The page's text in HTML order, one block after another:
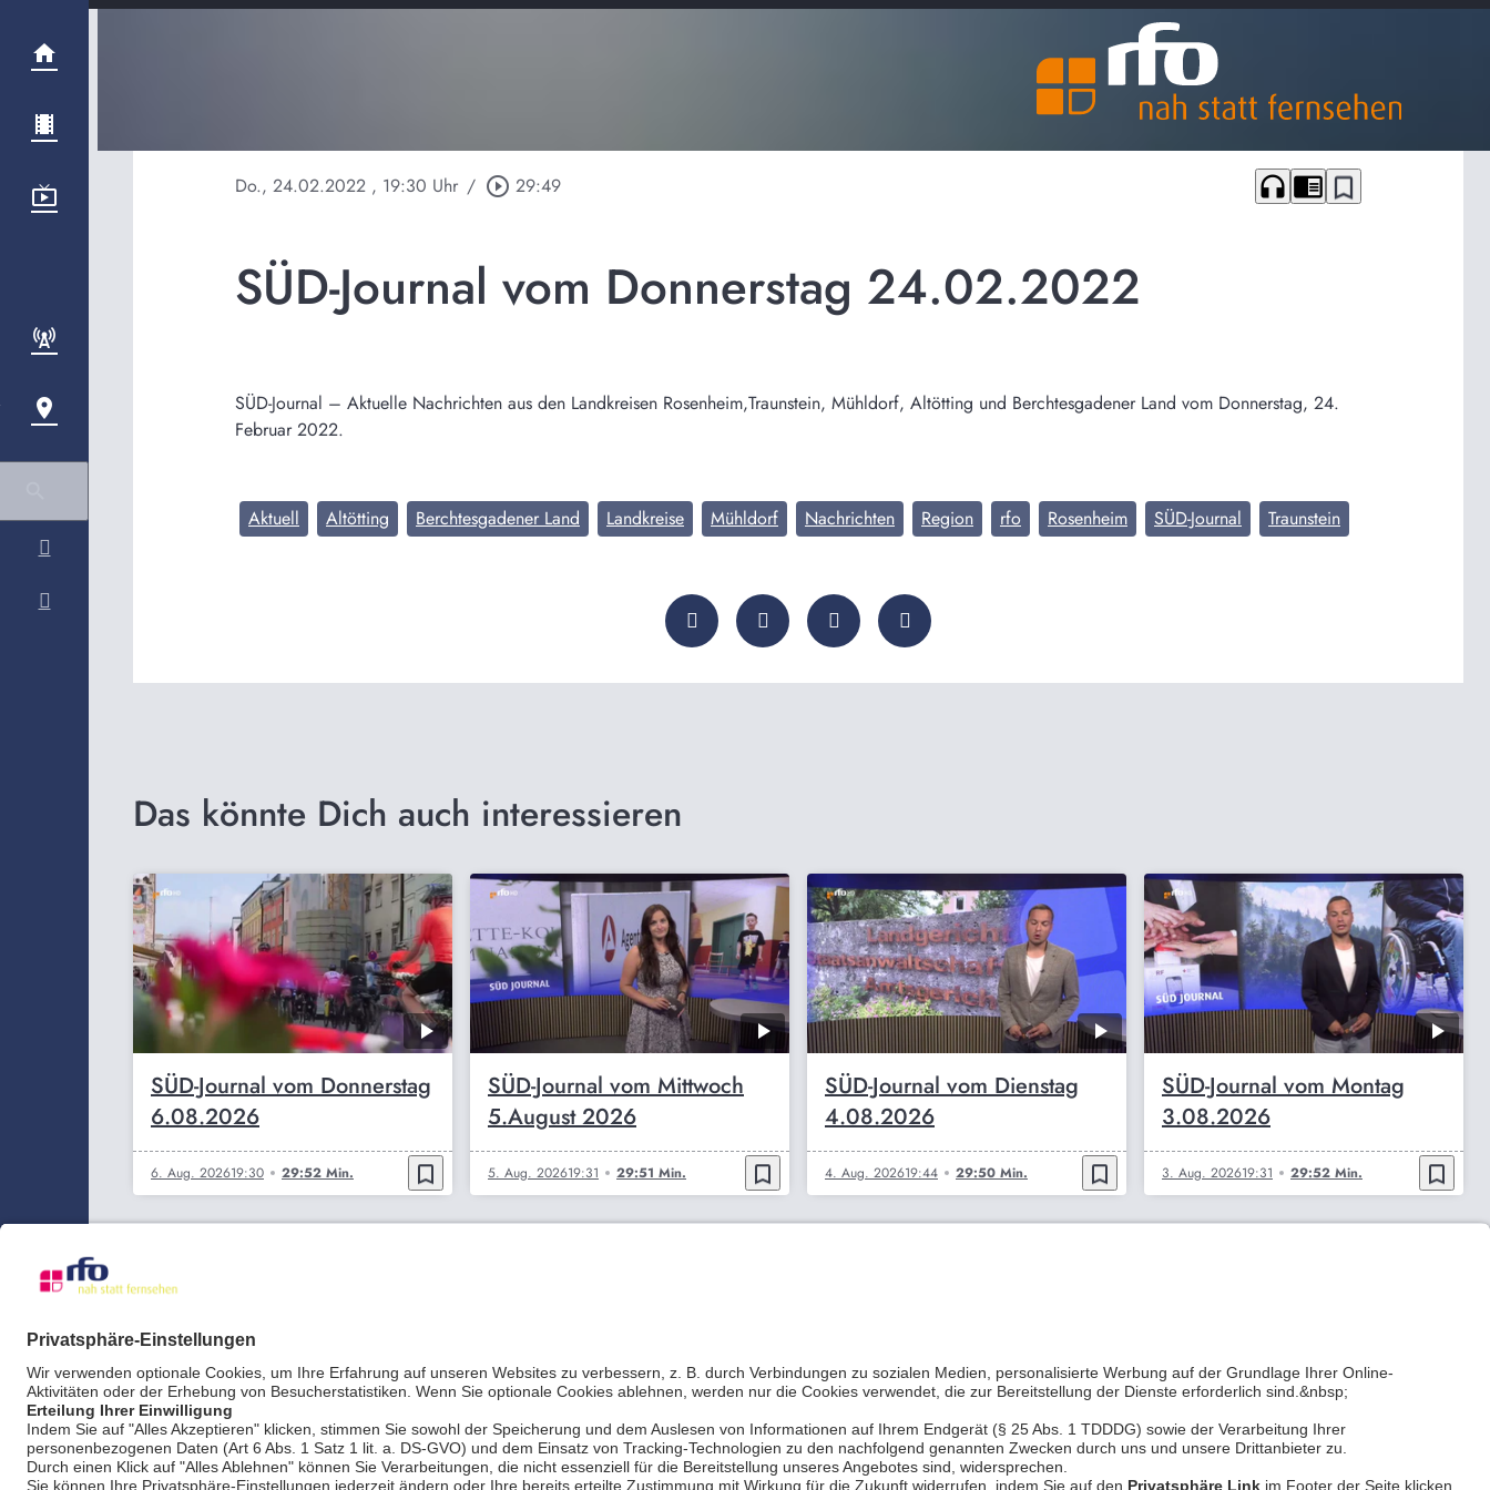
Do., 24.02.2022 , 19:30 Uhr / play_circle_outline 29:49 headphones chrome_reader_mode bookmark_border
SÜD-Journal vom Donnerstag 24.02.2022
SÜD-Journal – Aktuelle Nachrichten aus den Landkreisen Rosenheim,Traunstein, Mühldorf, Altötting und Berchtesgadener Land vom Donnerstag, 24.
Februar 2022.
Aktuell Altötting Berchtesgadener Land Landkreise Mühldorf Nachrichten Region rfo Rosenheim SÜD-Journal Traunstein
Das könnte Dich auch interessieren
SÜD-Journal vom Donnerstag
6.08.2026
6. Aug. 202619:30 29:52 Min. bookmark_border
SÜD-Journal vom Mittwoch
5.August 2026
5. Aug. 202619:31 29:51 Min. bookmark_border
SÜD-Journal vom Dienstag
4.08.2026
4. Aug. 202619:44 29:50 Min. bookmark_border
SÜD-Journal vom Montag
3.08.2026
3. Aug. 202619:31 29:52 Min. bookmark_border